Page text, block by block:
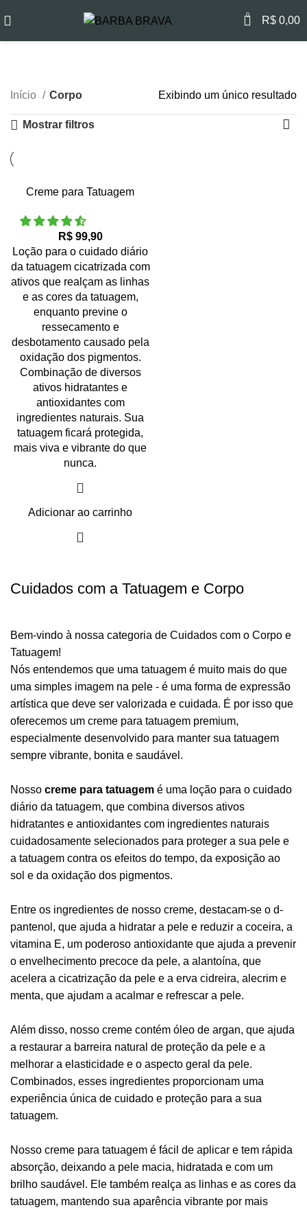
0 R$ 0,00
Categorias
Início Corpo Exibindo um único resultado
Mostrar filtros
Creme para Tatuagem
R$
Loção para o cuidado diário
da tatuagem cicatrizada com
ativos que realçam as linhas
e as cores da tatuagem,
enquanto previne o
ressecamento e
desbotamento causado pela
oxidação dos pigmentos.
Combinação de diversos
ativos hidratantes e
antioxidantes com
ingredientes naturais. Sua
tatuagem ficará protegida,
mais viva e vibrante do que
nunca.
Adicionar ao carrinho
Cuidados com a Tatuagem e Corpo
Bem-vindo à nossa categoria de Cuidados com o Corpo e
Tatuagem!
Nós entendemos que uma tatuagem é muito mais do que
uma simples imagem na pele - é uma forma de expressão
artística que deve ser valorizada e cuidada. É por isso que
oferecemos um creme para tatuagem premium,
especialmente desenvolvido para manter sua tatuagem
sempre vibrante, bonita e saudável.
Nosso creme para tatuagem é uma loção para o cuidado
diário da tatuagem, que combina diversos ativos
hidratantes e antioxidantes com ingredientes naturais
cuidadosamente selecionados para proteger a sua pele e
a tatuagem contra os efeitos do tempo, da exposição ao
sol e da oxidação dos pigmentos.
Entre os ingredientes de nosso creme, destacam-se o d-
pantenol, que ajuda a hidratar a pele e reduzir a coceira, a
vitamina E, um poderoso antioxidante que ajuda a prevenir
o envelhecimento precoce da pele, a alantoína, que
acelera a cicatrização da pele e a erva cidreira, alecrim e
menta, que ajudam a acalmar e refrescar a pele.
Além disso, nosso creme contém óleo de argan, que ajuda
a restaurar a barreira natural de proteção da pele e a
melhorar a elasticidade e o aspecto geral da pele.
Combinados, esses ingredientes proporcionam uma
experiência única de cuidado e proteção para a sua
tatuagem.
Nosso creme para tatuagem é fácil de aplicar e tem rápida
absorção, deixando a pele macia, hidratada e com um
brilho saudável. Ele também realça as linhas e as cores da
tatuagem, mantendo sua aparência vibrante por mais